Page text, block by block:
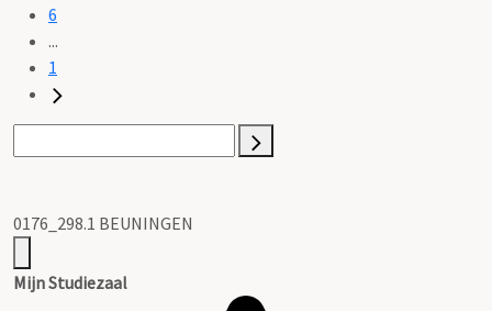
6
...
1
0176_298.1 BEUNINGEN
Mijn Studiezaal